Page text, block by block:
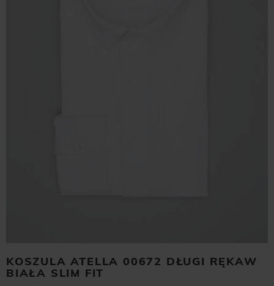
KOSZULA ATELLA 00672 DŁUGI RĘKAW
BIAŁA SLIM FIT